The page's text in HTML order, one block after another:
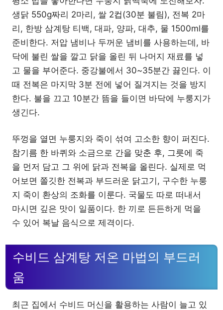
생닭 550g짜리 2마리, 쌀 2컵(30분 불림), 전복 2마
리, 한방 삼계탕 티백, 대파, 양파, 대추, 물 1500ml를
준비한다. 저압 냄비나 두꺼운 냄비를 사용하는데, 바
닥에 불린 쌀을 깔고 닭을 올린 뒤 나머지 재료를 넣
고 물을 부어준다. 중강불에서 30~35분간 끓인다. 이
때 전복은 마지막 3분 전에 넣어 질겨지는 것을 방지
한다. 불을 끄고 10분간 뜸을 들이면 바닥에 누룽지가
생긴다.
뚜껑을 열면 누룽지와 죽이 섞여 고소한 향이 퍼진다.
참기름 한 바퀴와 소금으로 간을 맞춘 후, 그릇에 죽
을 먼저 담고 그 위에 닭과 전복을 올린다. 실제로 먹
어보면 쫄깃한 전복과 부드러운 닭고기, 구수한 누룽
지 죽이 환상의 조화를 이룬다. 국물도 따로 떠내서
마시면 깊은 맛이 일품이다. 한 끼로 든든하게 먹을
수 있어 복날 음식으로 제격이다.
수비드 삼계탕 저온 마법의 부드러
움
최근 집에서 수비드 머신을 활용하는 사람이 늘고 있